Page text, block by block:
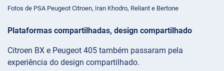
Fotos de PSA Peugeot Citroen, Iran Khodro, Reliant e Bertone
Plataformas compartilhadas, design compartilhado
Citroen BX e Peugeot 405 também passaram pela
experiência do design compartilhado.